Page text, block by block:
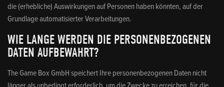
die (erhebliche) Auswirkungen auf Personen haben könnten, auf der
Grundlage automatisierter Verarbeitungen.
WIE LANGE WERDEN DIE PERSONENBEZOGENEN
DATEN AUFBEWAHRT?
The Game Box GmbH speichert Ihre personenbezogenen Daten nicht